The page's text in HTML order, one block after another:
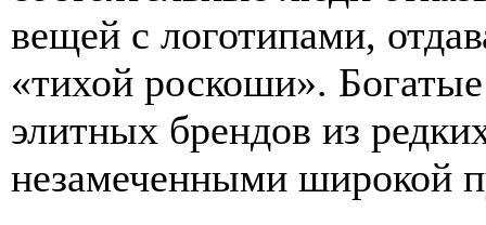
вещей с логотипами,
«тихой роскоши».
элитных брендов из
незамеченными широкой